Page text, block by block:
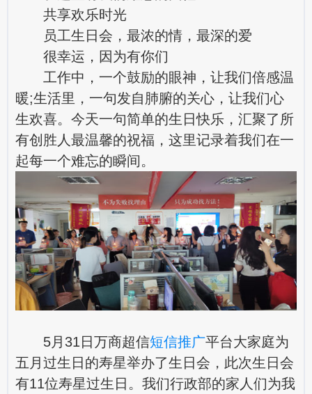
共享欢乐时光
员工生日会，最浓的情，最深的爱
很幸运，因为有你们
工作中，一个鼓励的眼神，让我们倍感温
暖;生活里，一句发自肺腑的关心，让我们心
生欢喜。今天一句简单的生日快乐，汇聚了所
有创胜人最温馨的祝福，这里记录着我们在一
起每一个难忘的瞬间。
5月31日万商超信短信推广平台大家庭为
五月过生日的寿星举办了生日会，此次生日会
有11位寿星过生日。我们行政部的家人们为我